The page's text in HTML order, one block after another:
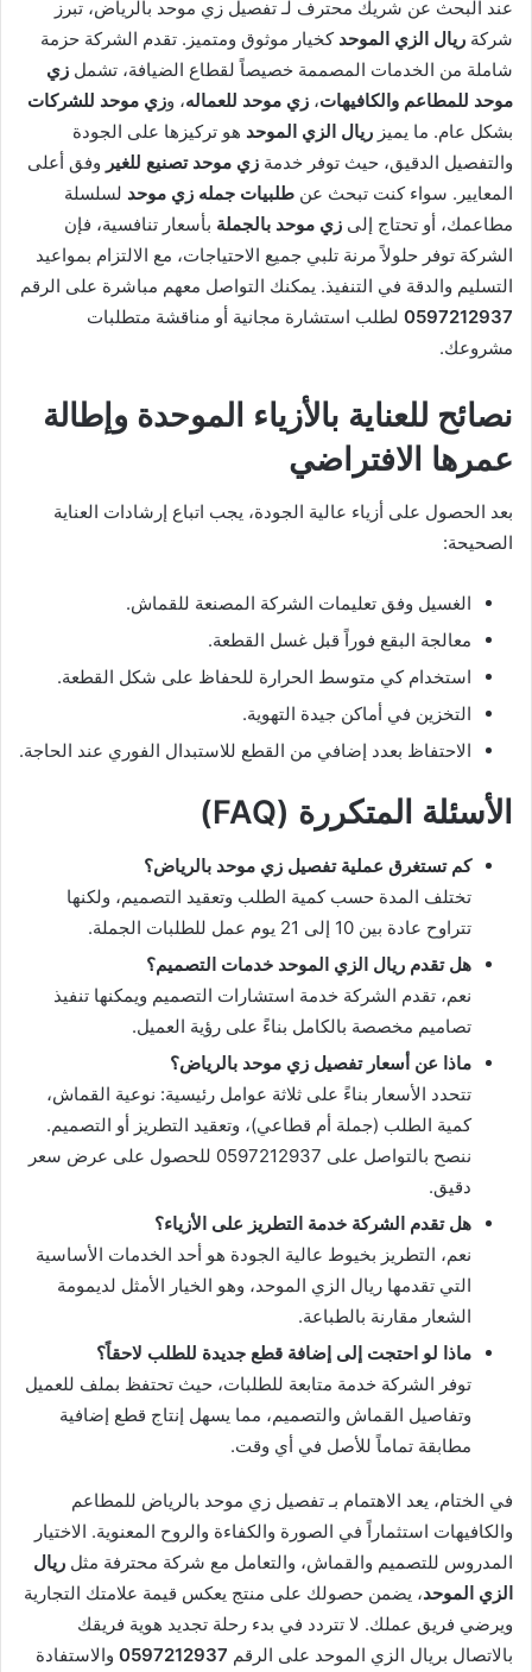
عند البحث عن شريك محترف لـ تفصيل زي موحد بالرياض، تبرز
شركة ريال الزي الموحد كخيار موثوق ومتميز. تقدم الشركة حزمة
شاملة من الخدمات المصممة خصيصاً لقطاع الضيافة، تشمل زي
موحد للمطاعم والكافيهات، زي موحد للعماله، وزي موحد للشركات
بشكل عام. ما يميز ريال الزي الموحد هو تركيزها على الجودة
والتفصيل الدقيق، حيث توفر خدمة زي موحد تصنيع للغير وفق أعلى
المعايير. سواء كنت تبحث عن طلبيات جمله زي موحد لسلسلة
مطاعمك، أو تحتاج إلى زي موحد بالجملة بأسعار تنافسية، فإن
الشركة توفر حلولاً مرنة تلبي جميع الاحتياجات، مع الالتزام بمواعيد
التسليم والدقة في التنفيذ. يمكنك التواصل معهم مباشرة على الرقم
0597212937 لطلب استشارة مجانية أو مناقشة متطلبات
مشروعك.
نصائح للعناية بالأزياء الموحدة وإطالة
عمرها الافتراضي
بعد الحصول على أزياء عالية الجودة، يجب اتباع إرشادات العناية
الصحيحة:
الغسيل وفق تعليمات الشركة المصنعة للقماش.
معالجة البقع فوراً قبل غسل القطعة.
استخدام كي متوسط الحرارة للحفاظ على شكل القطعة.
التخزين في أماكن جيدة التهوية.
الاحتفاظ بعدد إضافي من القطع للاستبدال الفوري عند الحاجة.
الأسئلة المتكررة (FAQ)
كم تستغرق عملية تفصيل زي موحد بالرياض؟
تختلف المدة حسب كمية الطلب وتعقيد التصميم، ولكنها
تتراوح عادة بين 10 إلى 21 يوم عمل للطلبات الجملة.
هل تقدم ريال الزي الموحد خدمات التصميم؟
نعم، تقدم الشركة خدمة استشارات التصميم ويمكنها تنفيذ
تصاميم مخصصة بالكامل بناءً على رؤية العميل.
ماذا عن أسعار تفصيل زي موحد بالرياض؟
تتحدد الأسعار بناءً على ثلاثة عوامل رئيسية: نوعية القماش،
كمية الطلب (جملة أم قطاعي)، وتعقيد التطريز أو التصميم.
ننصح بالتواصل على 0597212937 للحصول على عرض سعر
دقيق.
هل تقدم الشركة خدمة التطريز على الأزياء؟
نعم، التطريز بخيوط عالية الجودة هو أحد الخدمات الأساسية
التي تقدمها ريال الزي الموحد، وهو الخيار الأمثل لديمومة
الشعار مقارنة بالطباعة.
ماذا لو احتجت إلى إضافة قطع جديدة للطلب لاحقاً؟
توفر الشركة خدمة متابعة للطلبات، حيث تحتفظ بملف للعميل
وتفاصيل القماش والتصميم، مما يسهل إنتاج قطع إضافية
مطابقة تماماً للأصل في أي وقت.
في الختام، يعد الاهتمام بـ تفصيل زي موحد بالرياض للمطاعم
والكافيهات استثماراً في الصورة والكفاءة والروح المعنوية. الاختيار
المدروس للتصميم والقماش، والتعامل مع شركة محترفة مثل ريال
الزي الموحد، يضمن حصولك على منتج يعكس قيمة علامتك التجارية
ويرضي فريق عملك. لا تتردد في بدء رحلة تجديد هوية فريقك
بالاتصال بريال الزي الموحد على الرقم 0597212937 والاستفادة